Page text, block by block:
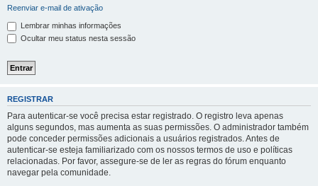
Reenviar e-mail de ativação
Lembrar minhas informações
Ocultar meu status nesta sessão
REGISTRAR
Para autenticar-se você precisa estar registrado. O registro leva apenas
alguns segundos, mas aumenta as suas permissões. O administrador também
pode conceder permissões adicionais a usuários registrados. Antes de
autenticar-se esteja familiarizado com os nossos termos de uso e políticas
relacionadas. Por favor, assegure-se de ler as regras do fórum enquanto
navegar pela comunidade.